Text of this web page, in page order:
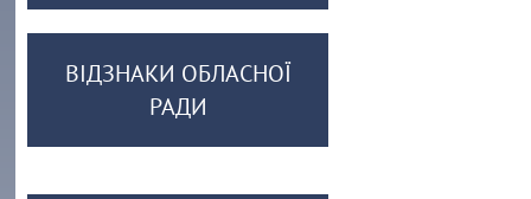
ВІДЗНАКИ ОБЛАСНОЇ
РАДИ